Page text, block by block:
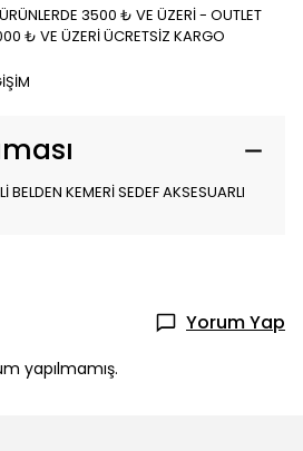
3500 ₺ VE ÜZERİ - OUTLET
₺ VE ÜZERİ ÜCRETSİZ KARGO
KEMERİ SEDEF AKSESUARLI
Yorum Yap
yapılmamış.